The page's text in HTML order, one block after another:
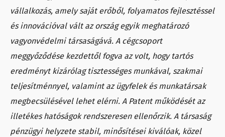
vállalkozás, amely saját erőből, folyamatos fejlesztéssel
és innovációval vált az ország egyik meghatározó
vagyonvédelmi társaságává. A cégcsoport
meggyőződése kezdettől fogva az volt, hogy tartós
eredményt kizárólag tisztességes munkával, szakmai
teljesítménnyel, valamint az ügyfelek és munkatársak
megbecsülésével lehet elérni. A Patent működését az
illetékes hatóságok rendszeresen ellenőrzik. A társaság
pénzügyi helyzete stabil, minősítései kiválóak, közel